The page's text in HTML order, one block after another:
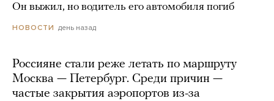
Он выжил, но водитель его автомобиля погиб
НОВОСТИ день назад
Россияне стали реже летать по маршруту
Москва — Петербург. Среди причин —
частые закрытия аэропортов из-за